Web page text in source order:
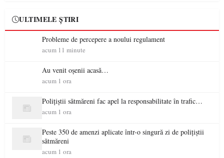
ULTIMELE ȘTIRI
Probleme de percepere a noului regulament
acum 11 minute
Au venit oșenii acasă…
acum 1 ora
Polițiștii sătmăreni fac apel la responsabilitate în trafic…
acum 1 ora
Peste 350 de amenzi aplicate într-o singură zi de polițiștii
sătmăreni
acum 1 ora